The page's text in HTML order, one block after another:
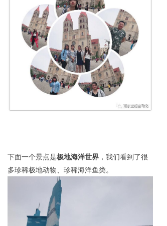
下面一个景点是极地海洋世界 ，我们看到了很
多珍稀极地动物、珍稀海洋鱼类。